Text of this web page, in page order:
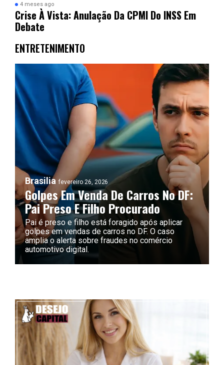
4 meses ago
Crise À Vista: Anulação Da CPMI Do INSS Em
Debate
ENTRETENIMENTO
Brasilia fevereiro 26, 2026
Golpes Em Venda De Carros No DF:
Pai Preso E Filho Procurado
Pai é preso e filho está foragido após aplicar
golpes em vendas de carros no DF. O caso
amplia o alerta sobre fraudes no comércio
automotivo digital.